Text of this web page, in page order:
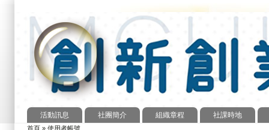
主選單
活動訊息 社團簡介 組織章程 社課時地
首頁 » 使用者帳號